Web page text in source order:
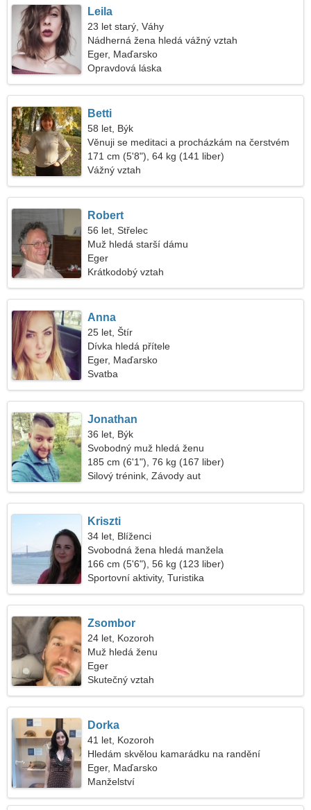
Leila
23 let starý, Váhy
Nádherná žena hledá vážný vztah
Eger, Maďarsko
Opravdová láska
Betti
58 let, Býk
Věnuji se meditaci a procházkám na čerstvém
vzduchu
171 cm (5'8"), 64 kg (141 liber)
Vážný vztah
Robert
56 let, Střelec
Muž hledá starší dámu
Eger
Krátkodobý vztah
Anna
25 let, Štír
Dívka hledá přítele
Eger, Maďarsko
Svatba
Jonathan
36 let, Býk
Svobodný muž hledá ženu
185 cm (6'1"), 76 kg (167 liber)
Silový trénink, Závody aut
Kriszti
34 let, Blíženci
Svobodná žena hledá manžela
166 cm (5'6"), 56 kg (123 liber)
Sportovní aktivity, Turistika
Zsombor
24 let, Kozoroh
Muž hledá ženu
Eger
Skutečný vztah
Dorka
41 let, Kozoroh
Hledám skvělou kamarádku na randění
Eger, Maďarsko
Manželství